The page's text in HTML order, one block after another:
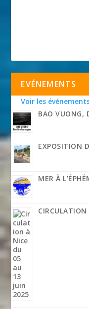
EVÉNEMENTS
Voir les
BAO VUONG,
EXPOSITION
MER À